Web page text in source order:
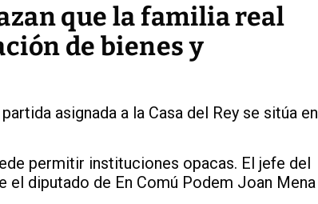
que la familia real
de bienes y
asignada a la Casa del Rey se sitúa en
permitir instituciones opacas. El jefe del
el diputado de En Comú Podem Joan Mena